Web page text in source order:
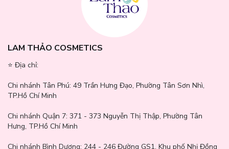
LAM THẢO COSMETICS
⭐️ Địa chỉ:
Chi nhánh Tân Phú: 49 Trần Hưng Đạo, Phường Tân Sơn Nhì,
TP.Hồ Chí Minh
Chi nhánh Quận 7: 371 - 373 Nguyễn Thị Thập, Phường Tân
Hưng, TP.Hồ Chí Minh
Chi nhánh Bình Dương: 244 - 246 Đường GS1, Khu phố Nhị Đồng